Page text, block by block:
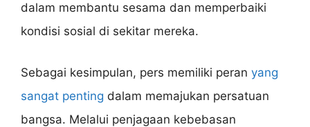
dalam membantu sesama dan memperbaiki
kondisi sosial di sekitar mereka.
Sebagai kesimpulan, pers memiliki peran yang
sangat penting dalam memajukan persatuan
bangsa. Melalui penjagaan kebebasan